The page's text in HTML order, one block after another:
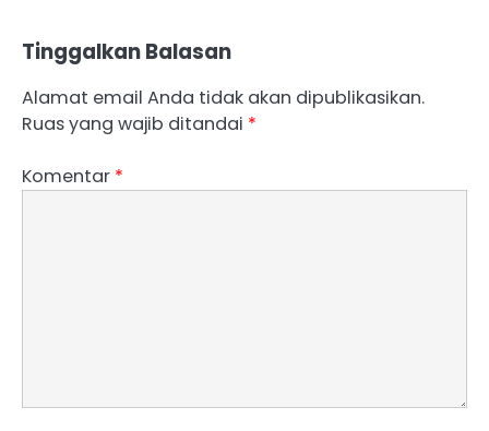
Tinggalkan Balasan
Alamat email Anda tidak akan dipublikasikan.
Ruas yang wajib ditandai *
Komentar *